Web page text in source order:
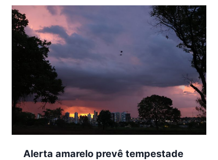
Alerta amarelo prevê tempestade